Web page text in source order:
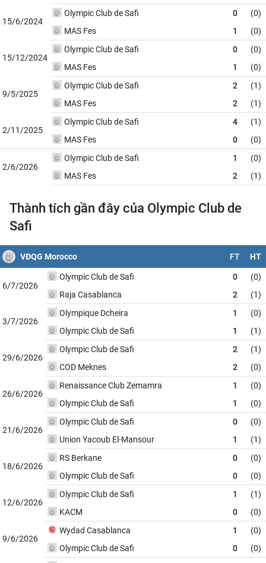
15/6/2024
Olympic Club de Safi 0
(0)
MAS Fes
1 (0)
15/12/2024
Olympic Club de Safi 0
(0)
MAS Fes
1 (0)
9/5/2025
Olympic Club de Safi 2
(1)
MAS Fes
2 (1)
2/11/2025
Olympic Club de Safi 4
(1)
MAS Fes
0 (0)
2/6/2026
Olympic Club de Safi 1
(0)
MAS Fes
2 (1)
Thành tích gần đây của Olympic Club de
Safi
VĐQG Morocco FT HT
6/7/2026
Olympic Club de Safi 0
(0)
Raja Casablanca
2 (1)
3/7/2026
Olympique Dcheira 1
(0)
Olympic Club de Safi
1 (1)
29/6/2026
Olympic Club de Safi 2
(1)
COD Meknes
2 (0)
26/6/2026
Renaissance Club Zemamra 1
(0)
Olympic Club de Safi
1 (0)
21/6/2026
Olympic Club de Safi 0
(0)
Union Yacoub El-Mansour
1 (1)
18/6/2026
RS Berkane 0
(0)
Olympic Club de Safi
0 (0)
12/6/2026
Olympic Club de Safi 1
(1)
KACM
0 (0)
9/6/2026
Wydad Casablanca 1
(0)
Olympic Club de Safi
0
(0)